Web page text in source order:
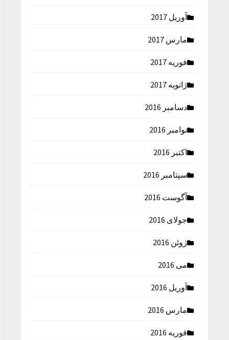
آوریل 2017
مارس 2017
فوریه 2017
ژانویه 2017
دسامبر 2016
نوامبر 2016
اکتبر 2016
سپتامبر 2016
آگوست 2016
جولای 2016
ژوئن 2016
می 2016
آوریل 2016
مارس 2016
فوریه 2016